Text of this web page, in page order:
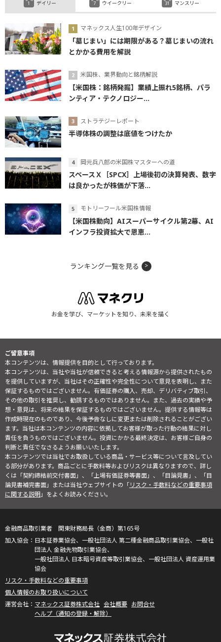
デイリー
マネックス人生100年デザイン
「墓じまい」には期限がある？墓じまいの流れ
とかかる費用を解説
米国株、業界動向と銘柄解説
【米国株：銘柄発掘】業績上振れ5銘柄、パラ
ンティア・テクノロジー...
ストラテジーレポート
半導体株の調整は底値をつけたか
岡元兵八郎の米国株マスターへの道
スペースＸ［SPCX］上場後初の決算発表、数字
は良かったが株価が下落...
モトリーフール米国株情報
【米国株動向】AIスーパーサイクル第2幕、AI
インフラ投資拡大で恩恵...
ウイークリー マンスリー
ランキング一覧を見る
お金を学び、マーケットを知り、未来を描く
ご留意事項
本コンテンツは、情報提供を目的として行っております。
本コンテンツは、当社や当社が信頼できると考える情報源から提供されたもの
を提供していますが、当社はその正確性や完全性について意見を表明し、また
保証するものではございません。有価証券の購入、売却、デリバティブ取引、
その他の取引を推奨し、勧誘するものではありません。また、過去の実績や予
想・意見は、将来の結果を保証するものではございません。提供する情報等は
作成時現在のものであり、今後予告なしに変更または削除されることがござい
ます。当社は本コンテンツの内容に依拠してお客様が取った行動の結果に対し
責任を負うものではございません。投資にかかる最終決定は、お客様ご自身の
判断と責任でなさるようお願いいたします。
本コンテンツでは当社でお取扱している商品・サービス等について言及してい
る部分があります。商品ごとに手数料等およびリスクは異なりますので、詳し
くは「契約締結前交付書面」、「上場有価証券等書面」、「目論見書」、「目
論見書補完書面」または当社ウェブサイトの「リスク・手数料などの重要事項
に関する説明」をよくお読みください。
金融商品取引業者 関東財務局長（金商）第165号
日本証券業協会、一般社団法人 第二種金融商品取引業協会、一般社
団法人 金融先物取引業協会、
一般社団法人 日本暗号資産等取引業協会、一般社団法人 資産運用業
協会
リスク・手数料などの重要事項
個人情報のお取り扱いについて
マネックス証券株式会社 会社概要 お問合せ
ヘルプ（通知の登録・解除）